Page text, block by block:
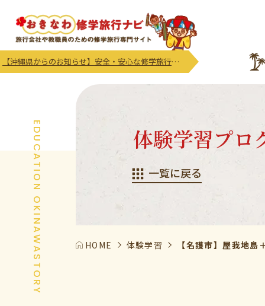
【沖縄県からのお知らせ】安全・安心な修学旅行等の実施及び受入れにかかる注意喚起及び御協力のお願い
EDUCATION OKINAWASTORY 体験学習プロ
一覧に戻る
HOME 体験学習 【名護市】屋我地